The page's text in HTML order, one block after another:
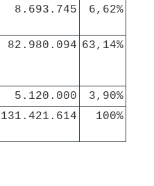
8.693.745 6,62%
82.980.094 63,14%
5.120.000
3,90%
131.421.614 100%